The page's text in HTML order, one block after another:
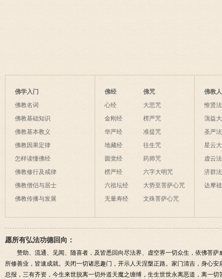
佛学入门
佛教名词
佛教基础知识
佛教基本教义
佛教因果定律
怎样读懂佛经
佛教修行及戒律
佛教僧侣与居士
佛教传播与发展
佛经
心经
金刚经
华严经
地藏经
圆觉经
楞严经
六祖坛经
无量寿经
佛咒
大悲咒
楞严咒
准提咒
往生咒
药师咒
六字大明咒
大势至菩萨心咒
文殊菩萨心咒
佛教
惟贤
蕅益
圣严
星云
虚云
济群
达摩
愿所有弘法功德回向：
赞助、流通、见闻、随喜者，及皆悉回向尽法界、虚空界一切众生，依佛菩
所修善业，皆速成就。关闭一切诸恶趣门，开示人天涅槃正路。家门清吉，身心
总报，三有齐资，今生来世脱离一切外道天魔之缠缚，生生世世永离恶道，离一